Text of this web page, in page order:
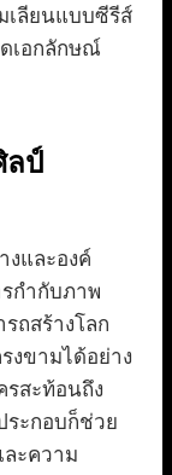
เลียนแบบซีรีส์
เอกลักษณ์
ลป์
งและองค์
กำกับภาพ
ถสร้างโลก
งขามได้อย่าง
สะท้อนถึง
ระกอบก็ช่วย
ละความ